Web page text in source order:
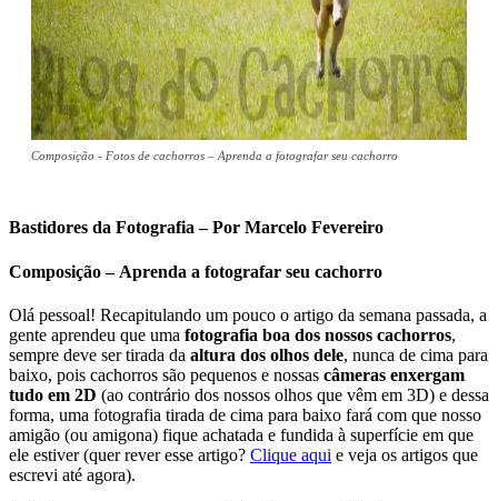
Composição - Fotos de cachorros – Aprenda a fotografar seu cachorro
Bastidores da Fotografia – Por Marcelo Fevereiro
Composição – Aprenda a fotografar seu cachorro
Olá pessoal! Recapitulando um pouco o artigo da semana passada, a
gente aprendeu que uma fotografia boa dos nossos cachorros,
sempre deve ser tirada da altura dos olhos dele, nunca de cima para
baixo, pois cachorros são pequenos e nossas câmeras enxergam
tudo em 2D (ao contrário dos nossos olhos que vêm em 3D) e dessa
forma, uma fotografia tirada de cima para baixo fará com que nosso
amigão (ou amigona) fique achatada e fundida à superfície em que
ele estiver (quer rever esse artigo? Clique aqui e veja os artigos que
escrevi até agora).